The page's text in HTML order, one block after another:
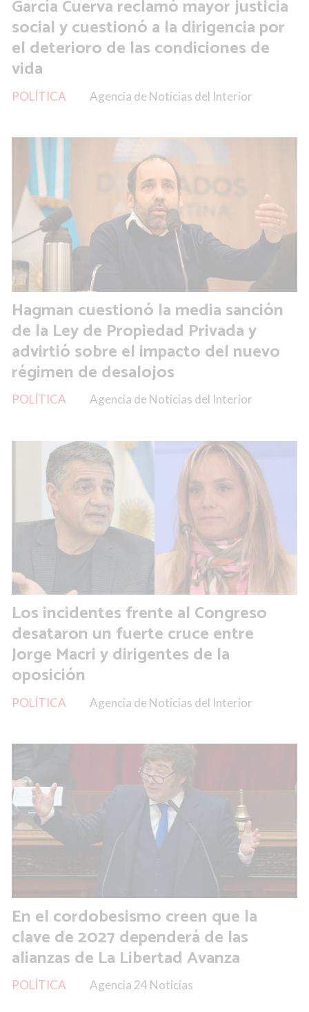
García Cuerva reclamó mayor justicia
social y cuestionó a la dirigencia por
el deterioro de las condiciones de
vida
Agencia de Noticias del Interior
POLÍTICA
Hagman cuestionó la media sanción
de la Ley de Propiedad Privada y
advirtió sobre el impacto del nuevo
régimen de desalojos
Agencia de Noticias del Interior
POLÍTICA
Los incidentes frente al Congreso
desataron un fuerte cruce entre
Jorge Macri y dirigentes de la
oposición
Agencia de Noticias del Interior
POLÍTICA
En el cordobesismo creen que la
clave de 2027 dependerá de las
alianzas de La Libertad Avanza
Agencia 24 Noticias
POLÍTICA